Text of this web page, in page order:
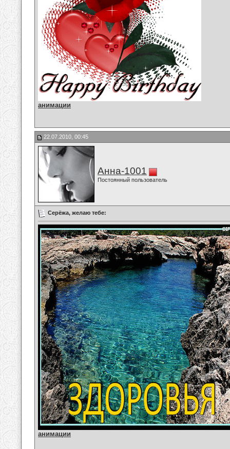
анимации
22.07.2010, 00:45
Анна-1001
Постоянный пользователь
Серёжа, желаю тебе:
анимации